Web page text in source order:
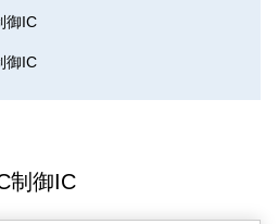
御IC
御IC
制御IC